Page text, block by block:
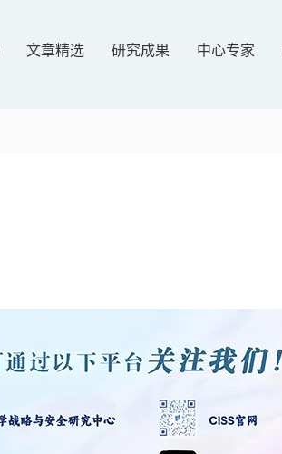
文章精选 研究成果 中心专家